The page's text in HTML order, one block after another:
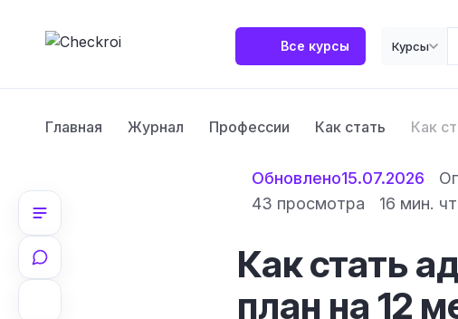
Все курсы Курсы
Главная Журнал Профессии Как стать Как
Обновлено15.07.2026
43 просмотра
16 мин.
Как стать
план на 12